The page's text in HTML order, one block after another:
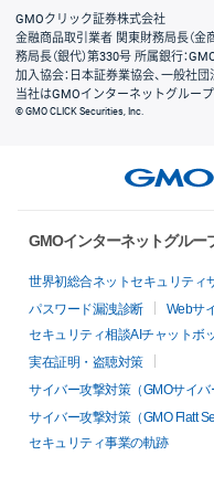
GMOクリック証券株式会社
金融商品取引業者 関東財務局長（金
務局長（銀代）第330号 所属銀行：
加入協会：日本証券業協会、一般社
当社はGMOインターネットグループ
© GMO CLICK Securities, Inc.
GMOインターネットグルー
世界初総合ネットセキュリティ
パスワード漏洩診断
Webサ
セキュリティ相談AIチャットボ
実在証明・盗聴対策
サイバー攻撃対策（GMOサイバ
サイバー攻撃対策（GMO Flatt
セキュリティ事業の軌跡